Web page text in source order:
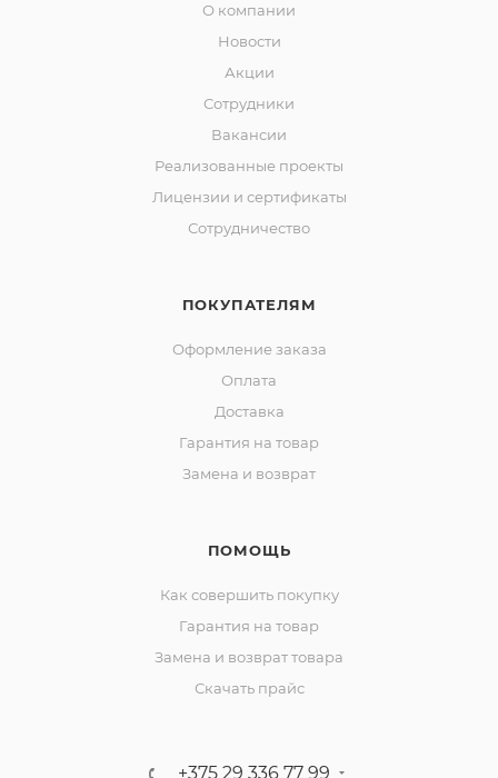
О компании
Новости
Акции
Сотрудники
Вакансии
Реализованные проекты
Лицензии и сертификаты
Сотрудничество
ПОКУПАТЕЛЯМ
Оформление заказа
Оплата
Доставка
Гарантия на товар
Замена и возврат
ПОМОЩЬ
Как совершить покупку
Гарантия на товар
Замена и возврат товара
Скачать прайс
+375 29 336 77 99